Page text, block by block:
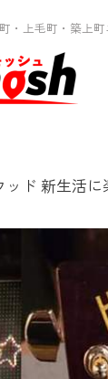
・上毛町・築上
ド 新生活に